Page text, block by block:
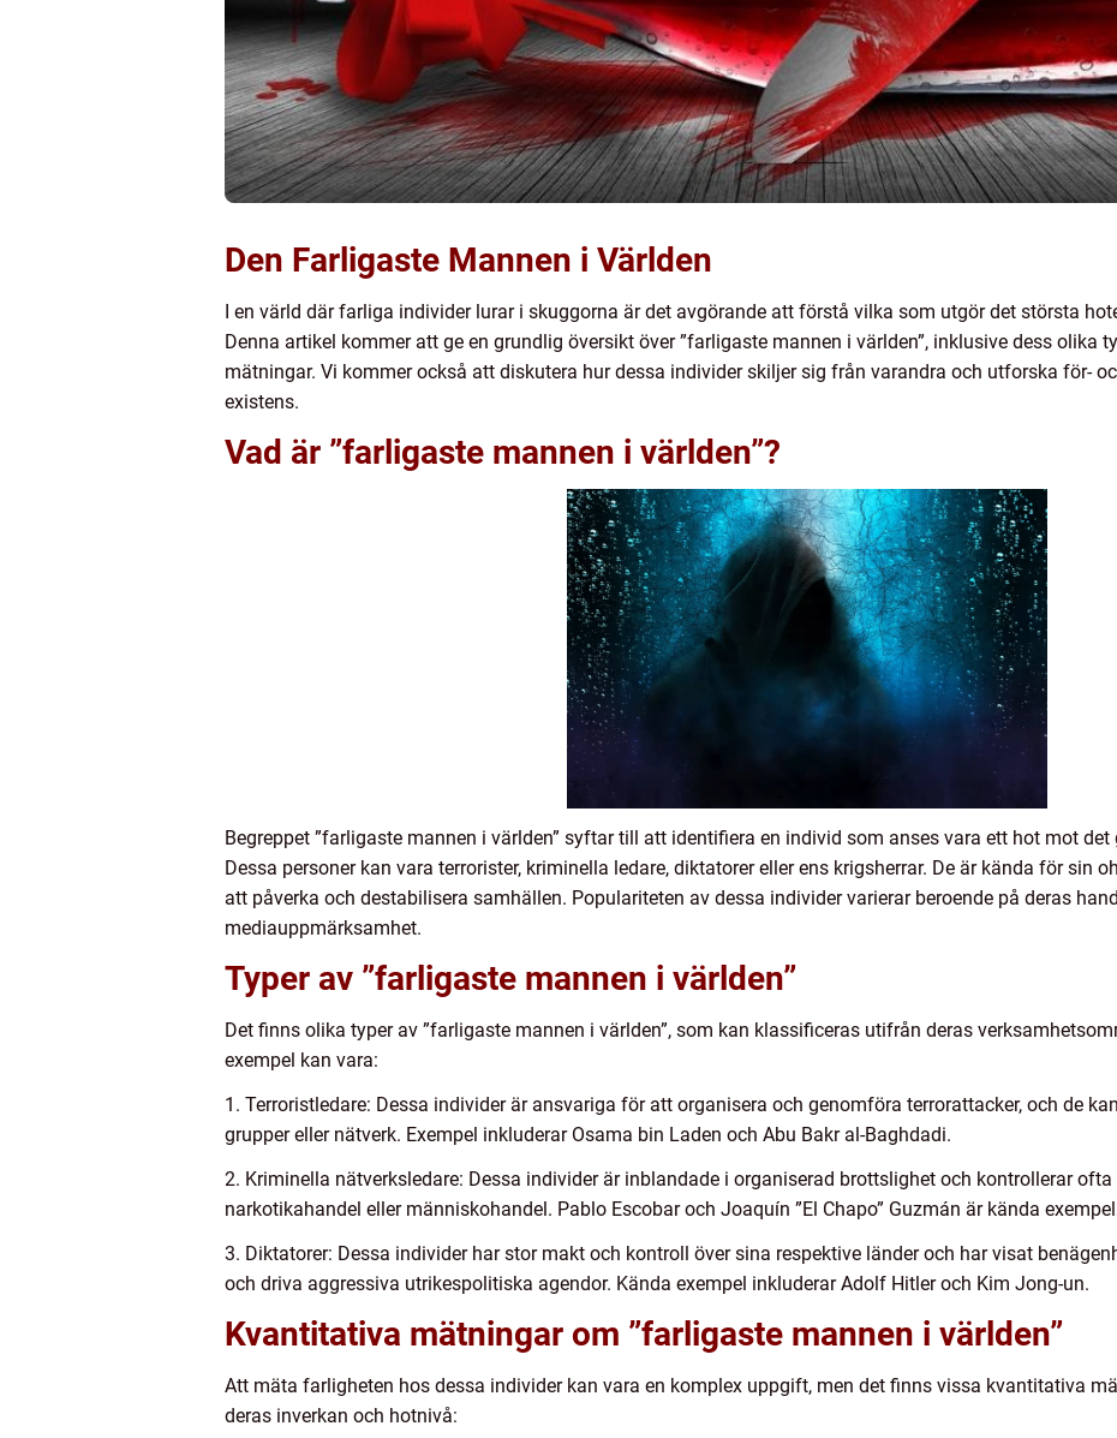
Den Farligaste Mannen i Världen
I en värld där farliga individer lurar i skuggorna är det avgörande att förstå vilka som utgör det största
Denna artikel kommer att ge en grundlig översikt över ”farligaste mannen i världen”, inklusive dess olika
mätningar. Vi kommer också att diskutera hur dessa individer skiljer sig från varandra och utforska för-
existens.
Vad är ”farligaste mannen i världen”?
Begreppet ”farligaste mannen i världen” syftar till att identifiera en individ som anses vara ett hot mot
Dessa personer kan vara terrorister, kriminella ledare, diktatorer eller ens krigsherrar. De är kända för sin
att påverka och destabilisera samhällen. Populariteten av dessa individer varierar beroende på deras
mediauppmärksamhet.
Typer av ”farligaste mannen i världen”
Det finns olika typer av ”farligaste mannen i världen”, som kan klassificeras utifrån deras
exempel kan vara:
1. Terroristledare: Dessa individer är ansvariga för att organisera och genomföra terrorattacker, och de
grupper eller nätverk. Exempel inkluderar Osama bin Laden och Abu Bakr al-Baghdadi.
2. Kriminella nätverksledare: Dessa individer är inblandade i organiserad brottslighet och kontrollerar
narkotikahandel eller människohandel. Pablo Escobar och Joaquín ”El Chapo” Guzmán är kända
3. Diktatorer: Dessa individer har stor makt och kontroll över sina respektive länder och har visat
och driva aggressiva utrikespolitiska agendor. Kända exempel inkluderar Adolf Hitler och Kim Jong-un.
Kvantitativa mätningar om ”farligaste mannen i världen”
Att mäta farligheten hos dessa individer kan vara en komplex uppgift, men det finns vissa kvantitativa
deras inverkan och hotnivå: